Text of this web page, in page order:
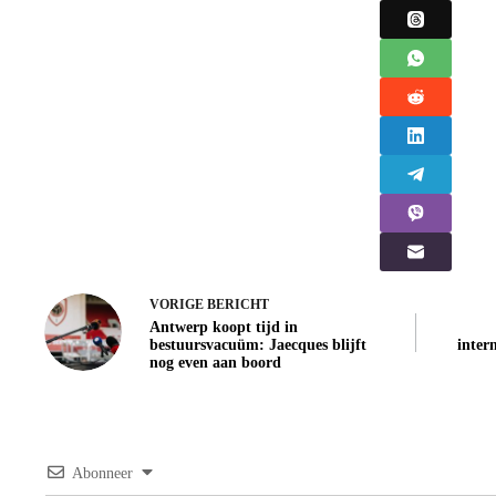
VORIGE BERICHT
Antwerp koopt tijd in
bestuursvacuüm: Jaecques blijft
nog even aan boord
Abonneer